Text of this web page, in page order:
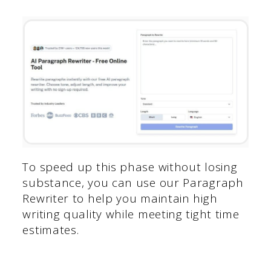
To speed up this phase without losing
substance, you can use our Paragraph
Rewriter to help you maintain high
writing quality while meeting tight time
estimates.